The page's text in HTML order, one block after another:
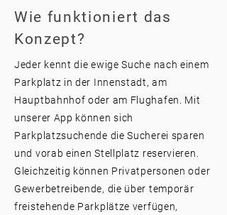
Wie funktioniert das
Konzept?
Jeder kennt die ewige Suche nach einem
Parkplatz in der Innenstadt, am
Hauptbahnhof oder am Flughafen. Mit
unserer App können sich
Parkplatzsuchende die Sucherei sparen
und vorab einen Stellplatz reservieren.
Gleichzeitig können Privatpersonen oder
Gewerbetreibende, die über temporär
freistehende Parkplätze verfügen,